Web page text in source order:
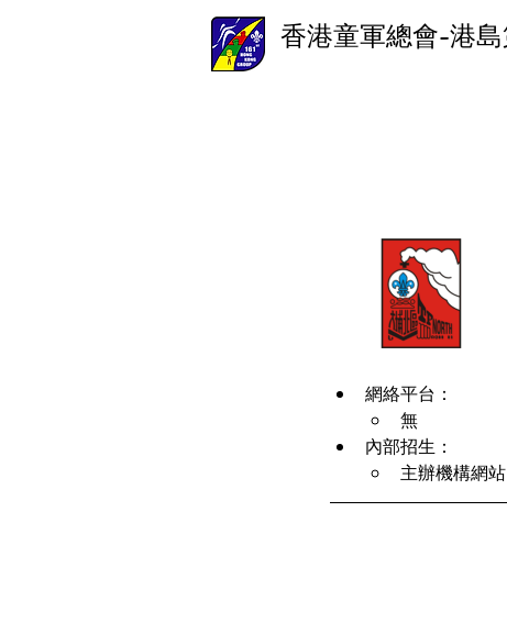
香港童軍總會-港
網絡平台：
無
內部招生：
主辦機構網站